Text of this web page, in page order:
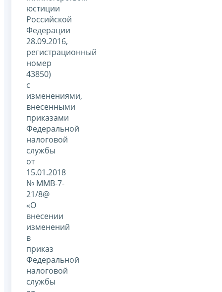
юстиции
Российской
Федерации
28.09.2016,
регистрационный
номер
43850)
с
изменениями,
внесенными
приказами
Федеральной
налоговой
службы
от
15.01.2018
№ ММВ-7-
21/8@
«О
внесении
изменений
в
приказ
Федеральной
налоговой
службы